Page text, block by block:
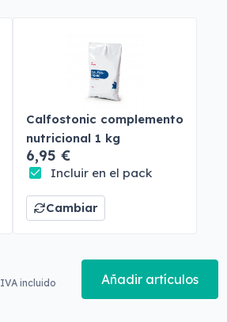
Calfostonic complemento
nutricional 1 kg
6,95 €
Incluir en el pack
Cambiar
IVA incluido Añadir artículos